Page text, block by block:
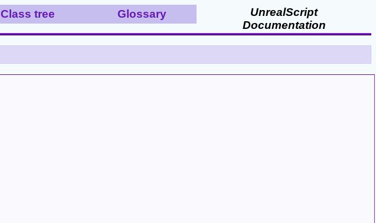
Class tree Glossary
UnrealScript
Documentation